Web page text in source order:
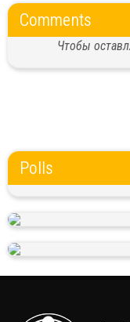
Comments
Чтобы
Polls